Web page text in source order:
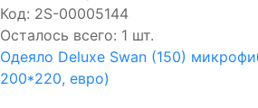
Код: 2S-00005144
Осталось всего: 1 шт.
Одеяло Deluxe Swan (150)
200*220, евро)